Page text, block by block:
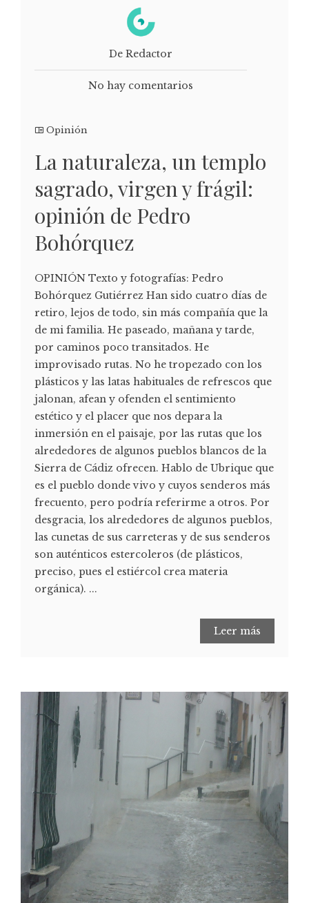
De Redactor
No hay comentarios
Opinión
La naturaleza, un templo
sagrado, virgen y frágil:
opinión de Pedro
Bohórquez
OPINIÓN Texto y fotografías: Pedro
Bohórquez Gutiérrez Han sido cuatro días de
retiro, lejos de todo, sin más compañía que la
de mi familia. He paseado, mañana y tarde,
por caminos poco transitados. He
improvisado rutas. No he tropezado con los
plásticos y las latas habituales de refrescos que
jalonan, afean y ofenden el sentimiento
estético y el placer que nos depara la
inmersión en el paisaje, por las rutas que los
alrededores de algunos pueblos blancos de la
Sierra de Cádiz ofrecen. Hablo de Ubrique que
es el pueblo donde vivo y cuyos senderos más
frecuento, pero podría referirme a otros. Por
desgracia, los alrededores de algunos pueblos,
las cunetas de sus carreteras y de sus senderos
son auténticos estercoleros (de plásticos,
preciso, pues el estiércol crea materia
orgánica). ...
Leer más